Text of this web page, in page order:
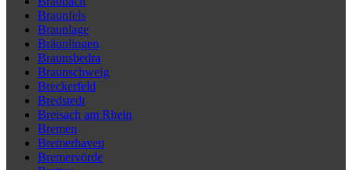
Braunfels
Braunlage
Bräunlingen
Braunsbedra
Braunschweig
Breckerfeld
Bredstedt
Breisach am Rhein
Bremen
Bremerhaven
Bremervörde